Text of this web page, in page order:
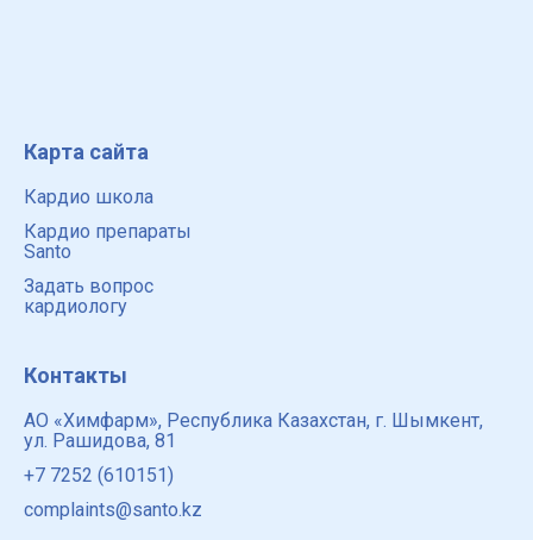
Карта сайта
Кардио школа
Кардио препараты
Santo
Задать вопрос
кардиологу
Контакты
АО «Химфарм», Республика Казахстан, г. Шымкент,
ул. Рашидова, 81
+7 7252 (610151)
complaints@santo.kz